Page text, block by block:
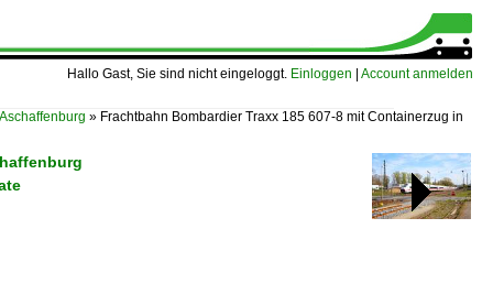
Hallo Gast, Sie sind nicht eingeloggt. Einloggen Account anmelden
» Frachtbahn Bombardier Traxx 185 607-8 mit Containerzug in